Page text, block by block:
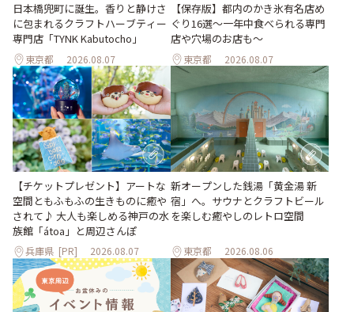
日本橋兜町に誕生。香りと静けさ
に包まれるクラフトハーブティー
専門店「TYNK Kabutocho」
東京都 2026.08.07
【保存版】都内のかき氷有名店め
ぐり16選～一年中食べられる専門
店や穴場のお店も～
東京都 2026.08.07
【チケットプレゼント】アートな
空間ともふもふの生きものに癒や
されて♪ 大人も楽しめる神戸の水
族館「átoa」と周辺さんぽ
兵庫県 [PR] 2026.08.07
新オープンした銭湯「黄金湯 新
宿」へ。サウナとクラフトビール
を楽しむ癒やしのレトロ空間
東京都 2026.08.06